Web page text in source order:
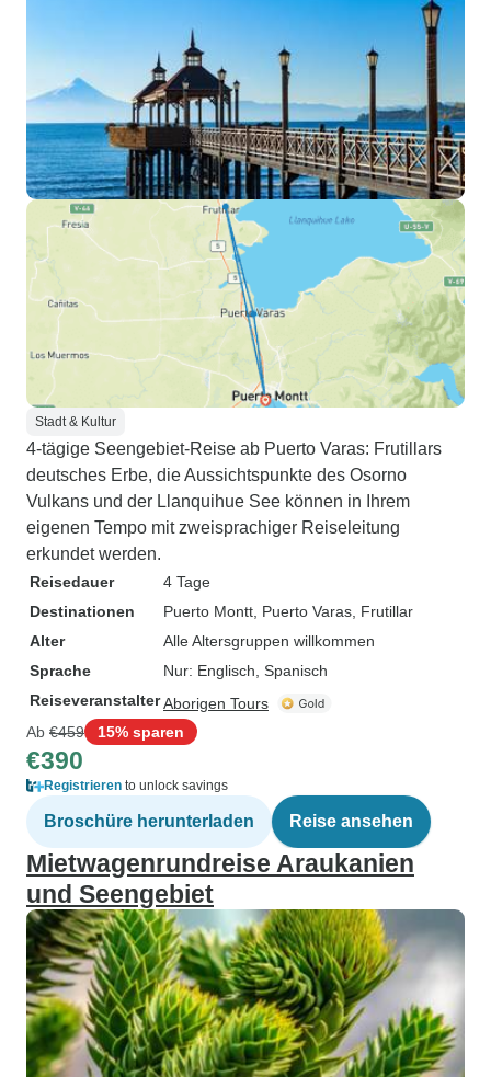
Stadt & Kultur
4-tägige Seengebiet-Reise ab Puerto Varas: Frutillars
deutsches Erbe, die Aussichtspunkte des Osorno
Vulkans und der Llanquihue See können in Ihrem
eigenen Tempo mit zweisprachiger Reiseleitung
erkundet werden.
Reisedauer
4 Tage
Destinationen
Puerto Montt , Puerto Varas , Frutillar
Alter
Alle Altersgruppen willkommen
Sprache
Nur: Englisch, Spanisch
ReiseveranstalterAborigen Tours
Ab €459 15% sparen
€390
Registrieren to unlock savings
Broschüre herunterladen Reise ansehen
Mietwagenrundreise Araukanien
und Seengebiet